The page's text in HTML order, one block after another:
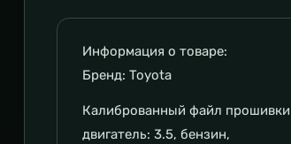
Информация о товаре:
Бренд: Toyota
Калиброванный файл
двигатель: 3.5, бензин,